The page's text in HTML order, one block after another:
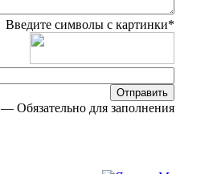
Введите символы с картинки*
Отправить
— Обязательно для заполнения